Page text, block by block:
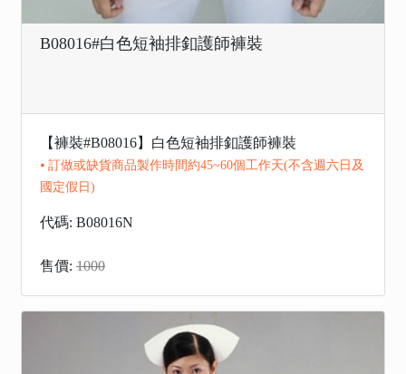
B08016#白色短袖排釦護師褲裝
【褲裝#B08016】白色短袖排釦護師褲裝
⦁ 訂做或缺貨商品製作時間約45~60個工作天(不含週六日及
國定假日)
代碼: B08016N
售價: 1000